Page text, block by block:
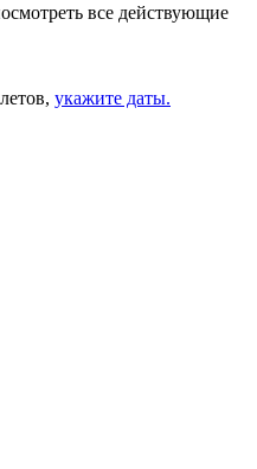
все действующие
укажите даты.